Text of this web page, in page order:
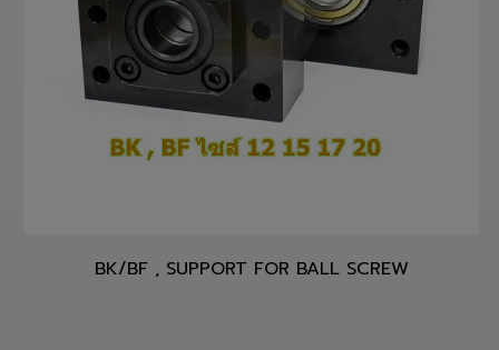
BK/BF , SUPPORT FOR BALL SCREW